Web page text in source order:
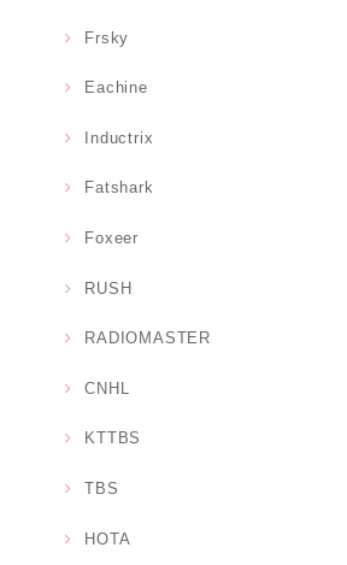
Frsky
Eachine
Inductrix
Fatshark
Foxeer
RUSH
RADIOMASTER
CNHL
KTTBS
TBS
HOTA